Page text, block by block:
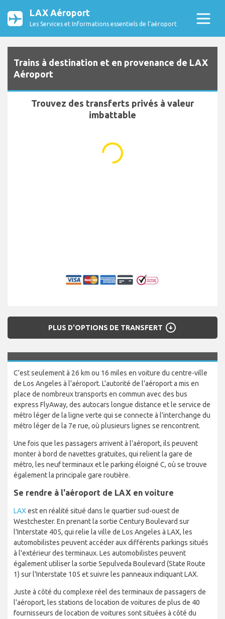
LAX Aéroport
Les Services et Informations essentiels de l’aéroport
Trains à destination et en provenance de LAX
Aéroport
Trouvez des transferts privés à valeur
imbattable
...
PLUS D'OPTIONS DE TRANSFERT arrow_circle_down
C'est seulement à 26 km ou 16 miles en voiture du centre-ville
de Los Angeles à l'aéroport. L'autorité de l'aéroport a mis en
place de nombreux transports en commun avec des bus
express FlyAway, des autocars longue distance et le service de
métro léger de la ligne verte qui se connecte à l'interchange du
métro léger de la 7e rue, où plusieurs lignes se rencontrent.
Une fois que les passagers arrivent à l'aéroport, ils peuvent
monter à bord de navettes gratuites, qui relient la gare de
métro, les neuf terminaux et le parking éloigné C, où se trouve
également la principale gare routière.
Se rendre à l'aéroport de LAX en voiture
LAX est en réalité situé dans le quartier sud-ouest de
Westchester. En prenant la sortie Century Boulevard sur
l'Interstate 405, qui relie la ville de Los Angeles à LAX, les
automobilistes peuvent accéder aux différents parkings situés
à l'extérieur des terminaux. Les automobilistes peuvent
également utiliser la sortie Sepulveda Boulevard (State Route
1) sur l'Interstate 105 et suivre les panneaux indiquant LAX.
Juste à côté du complexe réel des terminaux de passagers de
l'aéroport, les stations de location de voitures de plus de 40
fournisseurs de location de voitures sont situées à côté du